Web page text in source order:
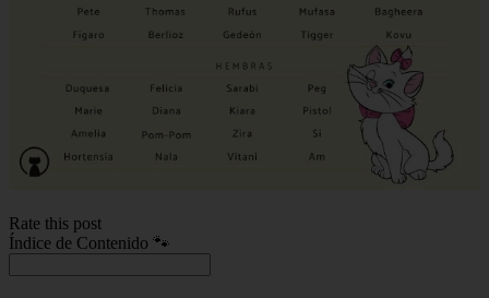
Rate this post
Índice de Contenido 🐾